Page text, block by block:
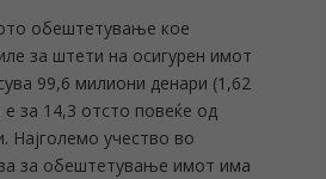
обештетување кое
за штети на осигурен имот
99,6 милиони денари (1,62
за 14,3 отсто повеќе од
Најголемо учество во
за обештетување имот има